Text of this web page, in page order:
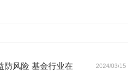
防风险 基金行业在
2024/03/15